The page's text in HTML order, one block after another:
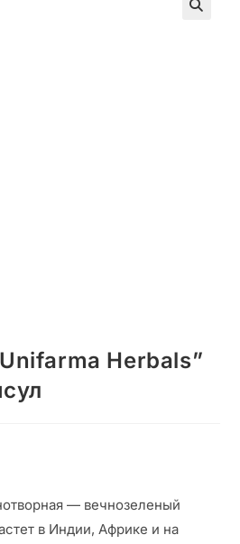
Herbals”
— вечнозеленый
в Индии, Африке и на